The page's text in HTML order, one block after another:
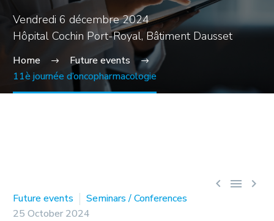
Vendredi 6 décembre 2024
Hôpital Cochin Port-Royal, Bâtiment Dausset
Home
Future events
11è journée d’oncopharmacologie
  
Future events
Seminars / Conferences
25 October 2024